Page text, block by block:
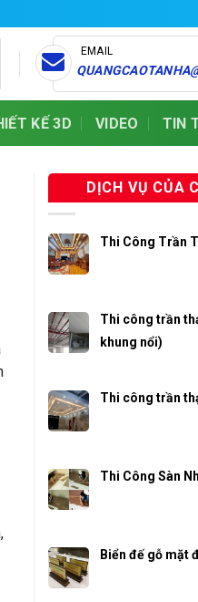
EMAIL
KẾ 3D VIDEO TIN
DỊCH VỤ CỦA
Thi Công Trần
Thi công trần
khung nổi)
Thi công trần
Thi Công Sàn
Biển đế gỗ mặt